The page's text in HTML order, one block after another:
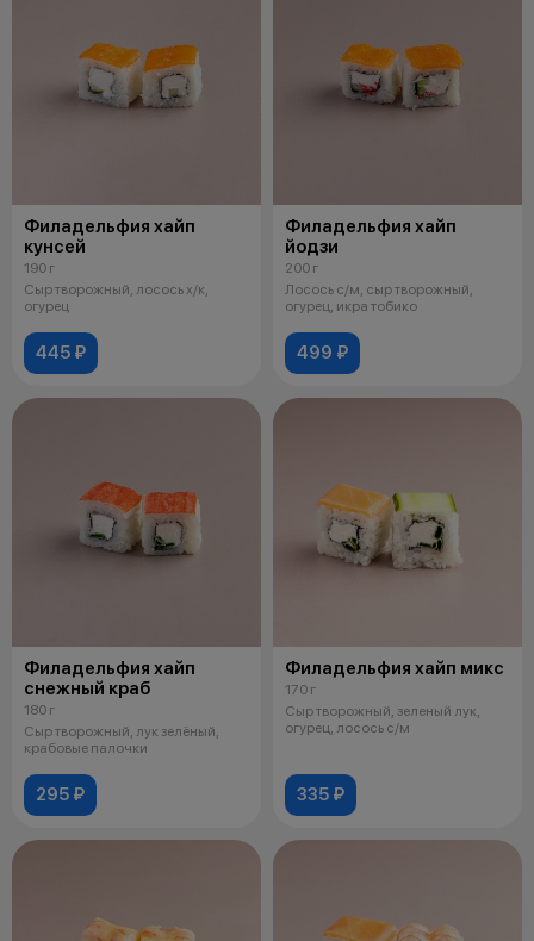
Филадельфия хайп
кунсей
190 г
Сыр творожный, лосось х/к,
огурец
445 ₽
Филадельфия хайп
йодзи
200 г
Лосось с/м, сыр творожный,
огурец, икра тобико
499 ₽
Филадельфия хайп
снежный краб
180 г
Сыр творожный, лук зелёный,
крабовые палочки
295 ₽
Филадельфия хайп микс
170 г
Сыр творожный, зеленый лук,
огурец, лосось с/м
335 ₽